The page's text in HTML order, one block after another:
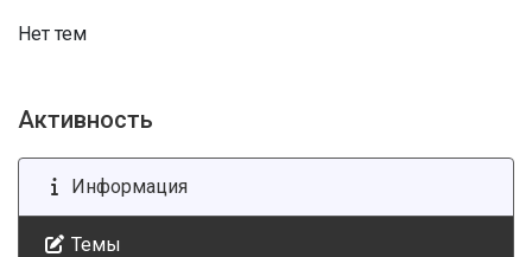
Нет тем
Активность
Информация
Темы